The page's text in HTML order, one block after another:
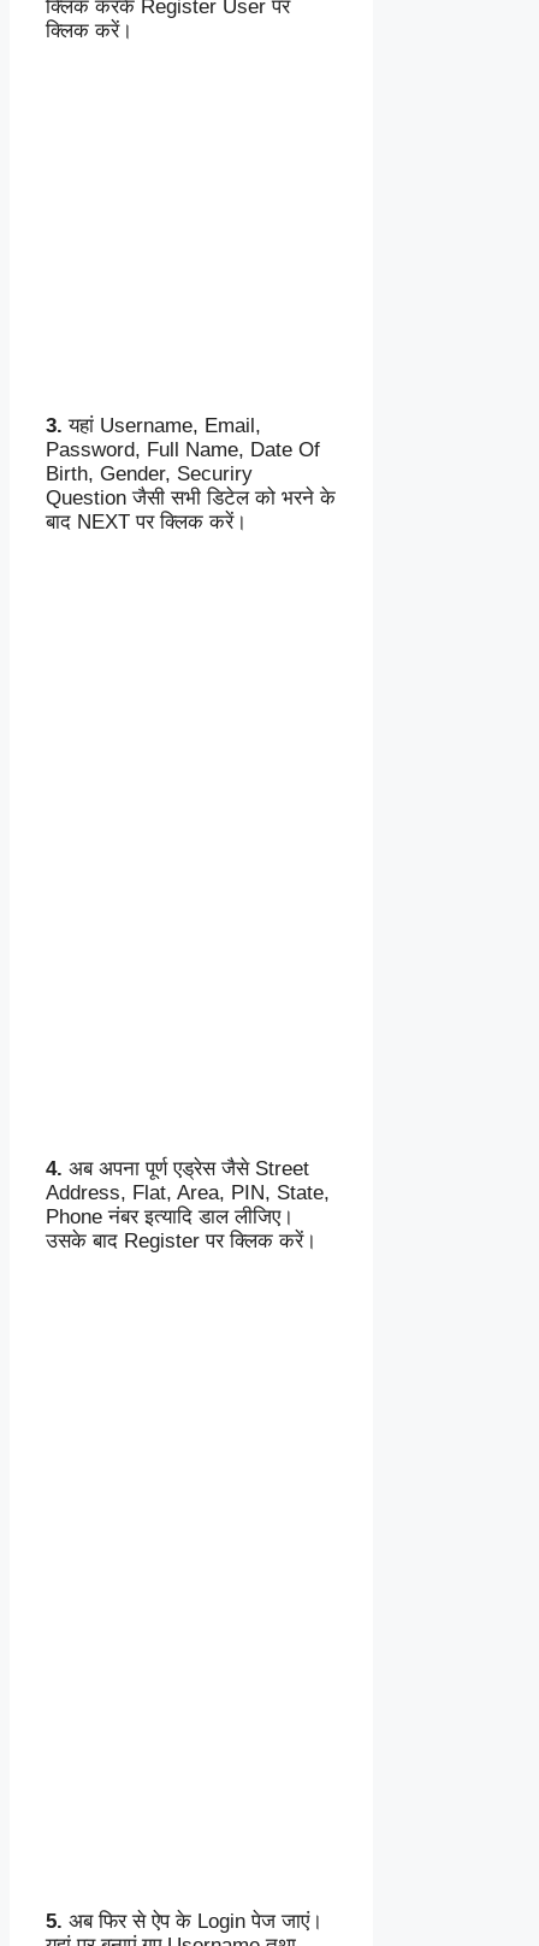
क्लिक करके Register User पर
क्लिक करें।
3. यहां Username, Email,
Password, Full Name, Date Of
Birth, Gender, Securiry
Question जैसी सभी डिटेल को भरने के
बाद NEXT पर क्लिक करें।
4. अब अपना पूर्ण एड्रेस जैसे Street
Address, Flat, Area, PIN, State,
Phone नंबर इत्यादि डाल लीजिए।
उसके बाद Register पर क्लिक करें।
5. अब फिर से ऐप के Login पेज जाएं।